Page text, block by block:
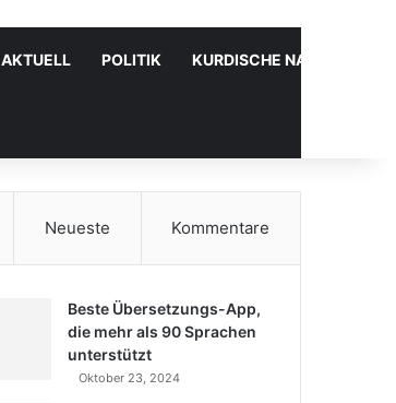
AKTUELL POLITIK KURDISCHE
Neueste Kommentare
Beste Übersetzungs-App,
die mehr als 90 Sprachen
unterstützt
Oktober 23, 2024